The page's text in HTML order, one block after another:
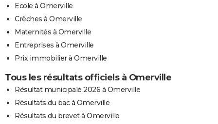
Ecole à Omerville
Crèches à Omerville
Maternités à Omerville
Entreprises à Omerville
Prix immobilier à Omerville
Tous les résultats officiels à Omerville
Résultat municipale 2026 à Omerville
Résultats du bac à Omerville
Résultats du brevet à Omerville